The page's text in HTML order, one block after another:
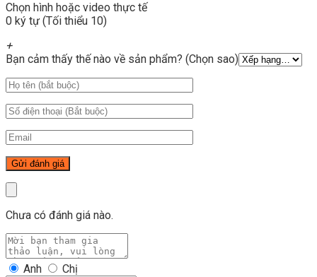
Chọn hình hoặc video thực tế
0 ký tự (Tối thiểu 10)
+
Bạn cảm thấy thế nào về sản phẩm? (Chọn sao)
Chưa có đánh giá nào.
Anh Chị